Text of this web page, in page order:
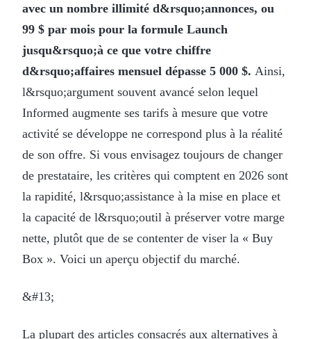
avec un nombre illimité d&rsquo;annonces, ou
99 $ par mois pour la formule Launch
jusqu&rsquo;à ce que votre chiffre
d&rsquo;affaires mensuel dépasse 5 000 $. Ainsi,
l&rsquo;argument souvent avancé selon lequel
Informed augmente ses tarifs à mesure que votre
activité se développe ne correspond plus à la réalité
de son offre. Si vous envisagez toujours de changer
de prestataire, les critères qui comptent en 2026 sont
la rapidité, l&rsquo;assistance à la mise en place et
la capacité de l&rsquo;outil à préserver votre marge
nette, plutôt que de se contenter de viser la « Buy
Box ». Voici un aperçu objectif du marché.
&#13;
La plupart des articles consacrés aux alternatives à